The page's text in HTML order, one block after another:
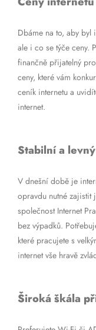
Dbáme na to, aby byl
ale i co se týče ceny.
finančně přijatelný
ceny, které vám
ceník internetu a
internet.
Stabilní a
V dnešní době je
opravdu nutné zajistit
společnost Internet
bez výpadků.
které pracujete s
internet vše hravě
Široká škála